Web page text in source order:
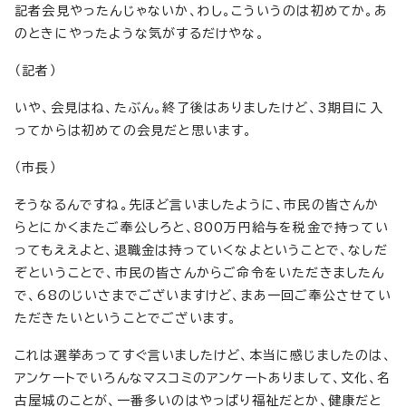
記者会見やったんじゃないか、わし。こういうのは初めてか。あ
のときにやったような気がするだけやな。
（記者）
いや、会見はね、たぶん。終了後はありましたけど、3期目に入
ってからは初めての会見だと思います。
（市長）
そうなるんですね。先ほど言いましたように、市民の皆さんか
らとにかくまたご奉公しろと、800万円給与を税金で持ってい
ってもええよと、退職金は持っていくなよということで、なしだ
ぞということで、市民の皆さんからご命令をいただきましたん
で、68のじいさまでございますけど、まあ一回ご奉公させてい
ただきたいということでございます。
これは選挙あってすぐ言いましたけど、本当に感じましたのは、
アンケートでいろんなマスコミのアンケートありまして、文化、名
古屋城のことが、一番多いのはやっぱり福祉だとか、健康だと